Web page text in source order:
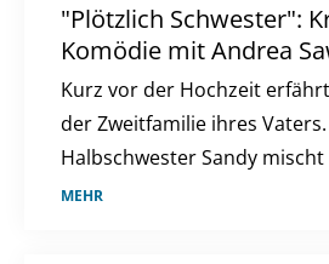
"Plötzlich Schwester":
Komödie mit Andrea
Kurz vor der Hochzeit
der Zweitfamilie ihres
Halbschwester Sandy
Giesingers auf.
MEHR